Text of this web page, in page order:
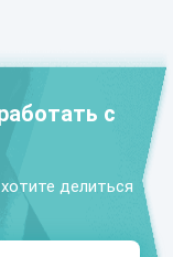
с
делиться